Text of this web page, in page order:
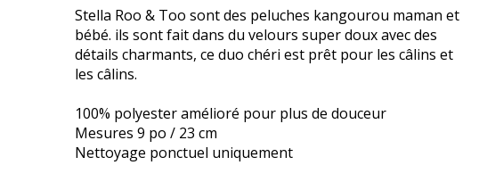
Stella Roo & Too sont des peluches kangourou maman et
bébé. ils sont fait dans du velours super doux avec des
détails charmants, ce duo chéri est prêt pour les câlins et
les câlins.
100% polyester amélioré pour plus de douceur
Mesures 9 po / 23 cm
Nettoyage ponctuel uniquement